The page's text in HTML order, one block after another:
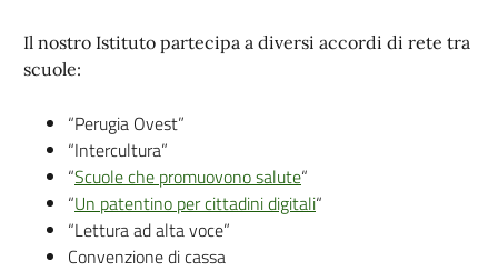
Il nostro Istituto partecipa a diversi accordi di rete tra
scuole:
“Perugia Ovest”
“Intercultura”
“Scuole che promuovono salute“
“Un patentino per cittadini digitali“
“Lettura ad alta voce”
Convenzione di cassa